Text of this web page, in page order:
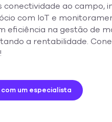
conectividade ao campo,
com IoT e
eficiência na gestão de
a rentabilidade.
um especialista